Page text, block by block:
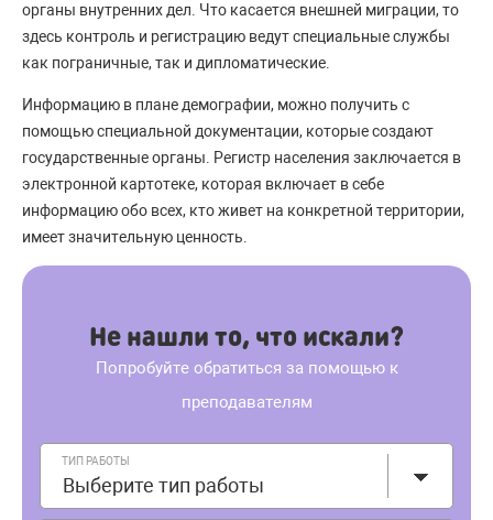
органы внутренних дел. Что касается внешней миграции, то
здесь контроль и регистрацию ведут специальные службы
как пограничные, так и дипломатические.
Информацию в плане демографии, можно получить с
помощью специальной документации, которые создают
государственные органы. Регистр населения заключается в
электронной картотеке, которая включает в себе
информацию обо всех, кто живет на конкретной территории,
имеет значительную ценность.
Не нашли то, что искали?
Попробуйте обратиться за помощью к
преподавателям
ТИП РАБОТЫ
Выберите тип работы